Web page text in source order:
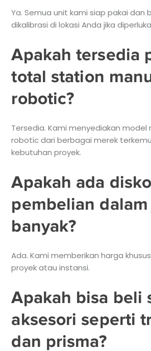
Ya. Semua unit kami siap pakai dan
dikalibrasi di lokasi Anda jika
Apakah tersedia
total station
robotic?
Tersedia. Kami menyediakan model
robotic dari berbagai merek
kebutuhan proyek.
Apakah ada
pembelian
banyak?
Ada. Kami memberikan harga
proyek atau instansi.
Apakah bisa beli
aksesori seperti
dan prisma?